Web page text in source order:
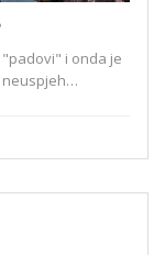
i onda je
neuspjeh…